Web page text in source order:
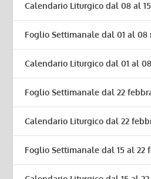
Calendario Liturgico dal 08 al
Foglio Settimanale dal 01 al 08
Calendario Liturgico dal 01 al
Foglio Settimanale dal 22
Calendario Liturgico dal 22
Foglio Settimanale dal 15 al 22